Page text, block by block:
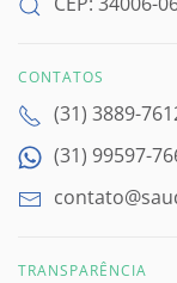
CONTATOS
(31) 3889-
(31) 99597-
TRANSPARÊNCIA